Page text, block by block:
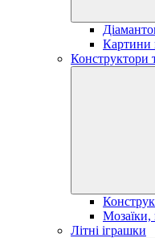
Картини
Конструктори
Мозаїки,
Літні іграшки